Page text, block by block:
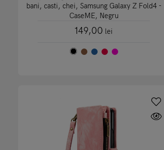
bani, casti, chei, Samsung Galaxy Z Fold4 -
CaseME, Negru
149,00 lei